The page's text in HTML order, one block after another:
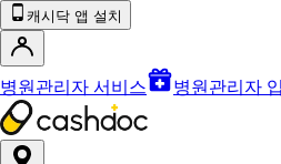
캐시닥 앱 설치
병원관리자 서비스 병원관리자